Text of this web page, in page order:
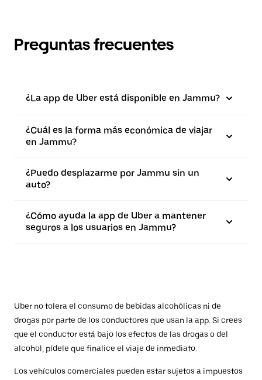
Preguntas frecuentes
¿La app de Uber está disponible en Jammu?
¿Cuál es la forma más económica de viajar
en Jammu?
¿Puedo desplazarme por Jammu sin un
auto?
¿Cómo ayuda la app de Uber a mantener
seguros a los usuarios en Jammu?
Uber no tolera el consumo de bebidas alcohólicas ni de
drogas por parte de los conductores que usan la app. Si crees
que el conductor está bajo los efectos de las drogas o del
alcohol, pídele que finalice el viaje de inmediato.
Los vehículos comerciales pueden estar sujetos a impuestos